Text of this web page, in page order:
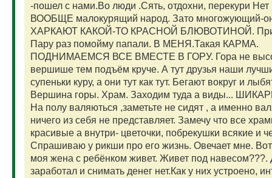
-пошел с нами.Во люди .Сять, отдохни, перекури Нет
ВООБЩЕ малокурящий народ. Зато многожующий-
ХАРКАЮТ КАКОЙ-ТО КРАСНОЙ БЛЮВОТИНОЙ.
Пару раз помойму папали. В МЕНЯ.Такая КАРМА.
ПОДНИМАЕМСЯ ВСЕ ВМЕСТЕ В ГОРУ. Гора не
вершише тем подъём круче. А тут друзья наши
супеньки куру, а они тут как тут. Бегают вокруг и
Вершина горы. Храм. Заходим туда а виды...
На полу валяються ,заметьте не сидят , а именно
ничего из себя не представляет. Замечу что все
красивые а внутри- цветочки, побрекушки всякие и
Спрашиваю у рикши про его жизнь. Овечает мне.
моя жена с ребёнком живет. Живет под
заработал и снимать денег нет.Как у них устроено,